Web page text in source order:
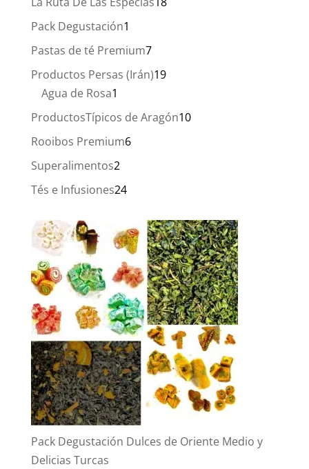
Pack Degustación1
producto
Pastas de té Premium77
productos
Productos Persas (Irán)1919
Agua de Rosa1
producto
ProductosTípicos de Aragón1010
Rooibos Premium66
Superalimentos22
productos
Tés e Infusiones2424
Pack Degustación Dulces de Oriente Medio y
Delicias Turcas